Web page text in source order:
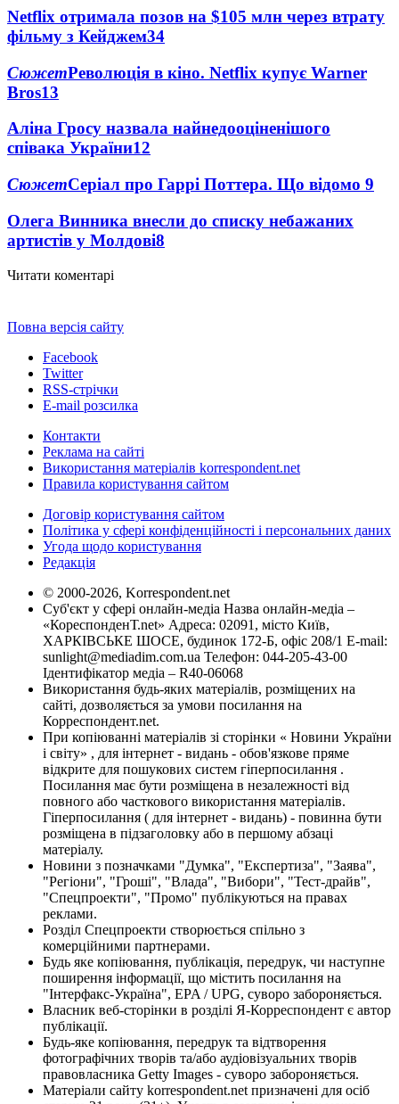
Netflix отримала позов на $105 млн через втрату
фільму з Кейджем34
СюжетРеволюція в кіно. Netflix купує Warner
Bros13
Аліна Гросу назвала найнедооціненішого
співака України12
СюжетСеріал про Гаррі Поттера. Що відомо 9
Олега Винника внесли до списку небажаних
артистів у Молдові8
Читати коментарі
Повна версія сайту
Facebook
Twitter
RSS-стрічки
E-mail розсилка
Контакти
Реклама на сайті
Використання матеріалів korrespondent.net
Правила користування сайтом
Договір користування сайтом
Політика у сфері конфіденційності і персональних даних
Угода щодо користування
Редакція
© 2000-2026, Korrespondent.net
Суб'єкт у сфері онлайн-медіа Назва онлайн-медіа –
«КореспонденТ.net» Адреса: 02091, місто Київ,
ХАРКІВСЬКЕ ШОСЕ, будинок 172-Б, офіс 208/1 E-mail:
sunlight@mediadim.com.ua Телефон: 044-205-43-00
Ідентифікатор медіа – R40-06068
Використання будь-яких матеріалів, розміщених на
сайті, дозволяється за умови посилання на
Корреспондент.net.
При копіюванні матеріалів зі сторінки « Новини України
і світу» , для інтернет - видань - обов'язкове пряме
відкрите для пошукових систем гіперпосилання .
Посилання має бути розміщена в незалежності від
повного або часткового використання матеріалів.
Гіперпосилання ( для інтернет - видань) - повинна бути
розміщена в підзаголовку або в першому абзаці
матеріалу.
Новини з позначками "Думка", "Експертиза", "Заява",
"Регіони", "Гроші", "Влада", "Вибори", "Тест-драйв",
"Спецпроекти", "Промо" публікуються на правах
реклами.
Розділ Спецпроекти створюється спільно з
комерційними партнерами.
Будь яке копіювання, публікація, передрук, чи наступне
поширення інформації, що містить посилання на
"Інтерфакс-Україна", EPA / UPG, суворо забороняється.
Власник веб-сторінки в розділі Я-Корреспондент є автор
публікації.
Будь-яке копіювання, передрук та відтворення
фотографічних творів та/або аудіовізуальних творів
правовласника Getty Images - суворо забороняється.
Матеріали сайту korrespondent.net призначені для осіб